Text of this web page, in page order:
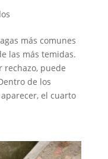
más comunes
las más temidas.
rechazo, puede
de los
el cuarto